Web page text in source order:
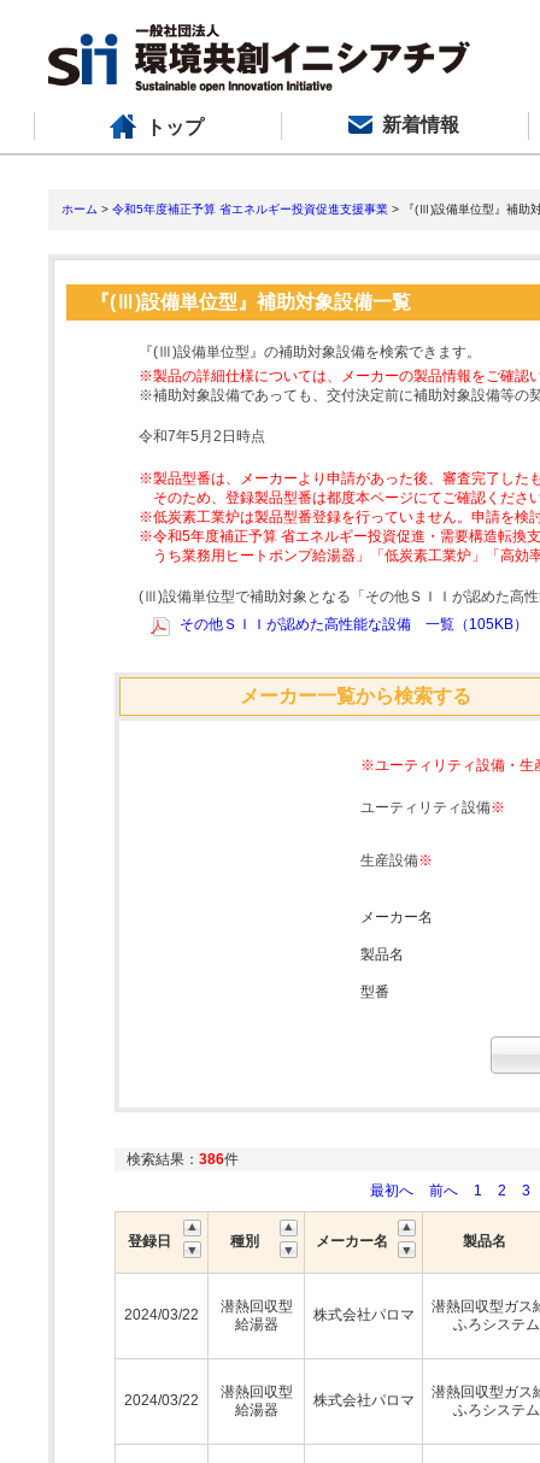
トップ 新着情報
ホーム > 令和5年度補正予算 省エネルギー投資促進支援事業 > 『(Ⅲ)設備単位型』補助
『(Ⅲ)設備単位型』補助対象設備一覧
『(Ⅲ)設備単位型』の補助対象設備を検索できます。
※製品の詳細仕様については、メーカーの製品情報をご確認
※補助対象設備であっても、交付決定前に補助対象設備等の
令和7年5月2日時点
※製品型番は、メーカーより申請があった後、審査完了した
そのため、登録製品型番は都度本ページにてご確認くださ
※低炭素工業炉は製品型番登録を行っていません。申請を検
※令和5年度補正予算 省エネルギー投資促進・需要構造転換
うち業務用ヒートポンプ給湯器」「低炭素工業炉」「高
(Ⅲ)設備単位型で補助対象となる「その他ＳＩＩが認めた高
その他ＳＩＩが認めた高性能な設備 一覧（105KB）
メーカー一覧から検索する
※ユーティリティ設備・生
ユーティリティ設備※
生産設備※
メーカー名
製品名
型番
検索結果： 386件
最初へ
前へ 1 2 3
登録日 種別 メーカー名 製品名
2024/03/22
潜熱回収型
給湯器
株式会社パロマ
潜熱回収型ガス
ふろシステム
2024/03/22
潜熱回収型
給湯器
株式会社パロマ
潜熱回収型ガス
ふろシステム